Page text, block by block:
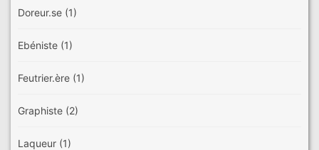
Doreur.se (1)
Ebéniste (1)
Feutrier.ère (1)
Graphiste (2)
Laqueur (1)